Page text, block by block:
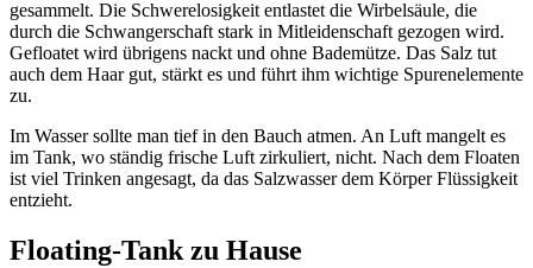
gesammelt. Die Schwerelosigkeit entlastet die Wirbelsäule, die
durch die Schwangerschaft stark in Mitleidenschaft gezogen wird.
Gefloatet wird übrigens nackt und ohne Bademütze. Das Salz tut
auch dem Haar gut, stärkt es und führt ihm wichtige Spurenelemente
zu.
Im Wasser sollte man tief in den Bauch atmen. An Luft mangelt es
im Tank, wo ständig frische Luft zirkuliert, nicht. Nach dem Floaten
ist viel Trinken angesagt, da das Salzwasser dem Körper Flüssigkeit
entzieht.
Floating-Tank zu Hause